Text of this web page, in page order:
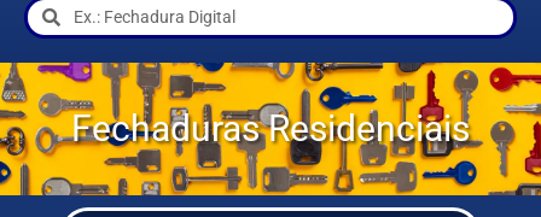
Fechaduras Residenciais